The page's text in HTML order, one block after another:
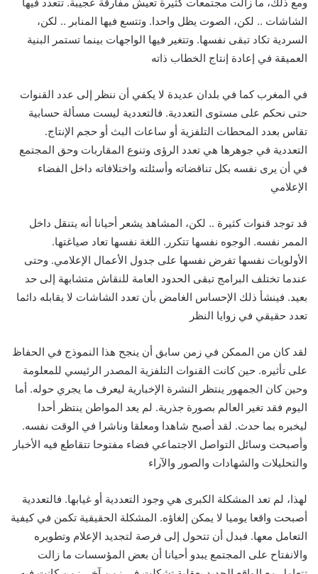
الشاشات .. لكن، الصوت يظل واحدا. وتتسع فيها المنابر .. لكن،
السردية تكاد تبقى نفسها. وتتغير فيها الواجهات بينما تستمر البنية
العميقة في إعادة إنتاج الخطاب ذاته
في المغرب كما في بلدان عديدة لا يكفي أن ننظر إلى عدد القنوات
حتى نحكم على مستوى التعددية. فالتعددية ليست مسألة حسابية
تقاس بعدد المحطات التلفزية أو ساعات البث أو حجم الإنتاج.
التعددية في جوهرها هي تعدد الرؤى وتنوع المقاربات وحق المجتمع
في أن يرى نفسه بكل تناقضاته وأسئلته واختلافاته داخل الفضاء
الإعلامي
قد توجد قنوات كثيرة .. لكن، المشاهد يشعر أحيانا أنه يتنقل داخل
الممر نفسه. الوجوه نفسها تتكرر. اللغة نفسها تعاد صياغتها.
الأولويات نفسها تفرض نفسها على جدول الأعمال الإعلامي. وحتى
عندما تختلف البرامج تبقى الحدود العامة للنقاش متشابهة إلى حد
بعيد. فينشأ ذلك الإحساس الغامض بأن تعدد الشاشات لا يقابله دائما
تعدد حقيقي في زوايا النظر
لقد كان من الممكن في زمن سابق أن ينجح هذا النموذج في الحفاظ
على تأثيره. حين كانت القنوات التلفزية المصدر الرئيسي للمعلومة
وحين كان الجمهور ينتظر النشرة الإخبارية ليعرف ما يجري حوله. أما
اليوم فقد تغير العالم بصورة جذرية. لم يعد المواطن ينتظر أحدا
ليخبره بما حدث. لقد أصبح شاهدا ومعلقا وناشرا في الوقت نفسه.
وأصبحت وسائل التواصل الاجتماعي فضاء مفتوحا تتقاطع فيه الأخبار
والتحليلات والشهادات والصور والآراء
لهذا، لم تعد المشكلة الكبرى هي وجود التعددية أو غيابها. فالتعددية
أصبحت واقعا يوميا لا يمكن إلغاؤه. المشكلة الحقيقية تكمن في كيفية
التعامل معها. فبدل أن تتحول إلى فرصة لتجديد الإعلام وتطويره
والانفتاح على المجتمع يبدو أحيانا أن بعض المؤسسات ما زالت